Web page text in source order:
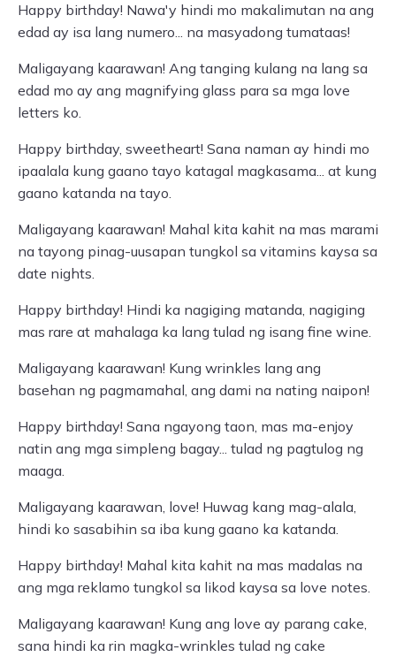
Happy birthday! Nawa'y hindi mo makalimutan na ang
edad ay isa lang numero... na masyadong tumataas!
Maligayang kaarawan! Ang tanging kulang na lang sa
edad mo ay ang magnifying glass para sa mga love
letters ko.
Happy birthday, sweetheart! Sana naman ay hindi mo
ipaalala kung gaano tayo katagal magkasama... at kung
gaano katanda na tayo.
Maligayang kaarawan! Mahal kita kahit na mas marami
na tayong pinag-uusapan tungkol sa vitamins kaysa sa
date nights.
Happy birthday! Hindi ka nagiging matanda, nagiging
mas rare at mahalaga ka lang tulad ng isang fine wine.
Maligayang kaarawan! Kung wrinkles lang ang
basehan ng pagmamahal, ang dami na nating naipon!
Happy birthday! Sana ngayong taon, mas ma-enjoy
natin ang mga simpleng bagay... tulad ng pagtulog ng
maaga.
Maligayang kaarawan, love! Huwag kang mag-alala,
hindi ko sasabihin sa iba kung gaano ka katanda.
Happy birthday! Mahal kita kahit na mas madalas na
ang mga reklamo tungkol sa likod kaysa sa love notes.
Maligayang kaarawan! Kung ang love ay parang cake,
sana hindi ka rin magka-wrinkles tulad ng cake